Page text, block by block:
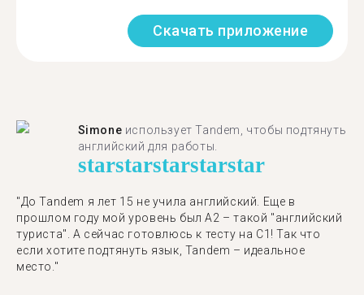
Скачать приложение
Simone использует Tandem, чтобы подтянуть
английский для работы.
starstarstarstarstar
"До Tandem я лет 15 не учила английский. Еще в
прошлом году мой уровень был A2 – такой "английский
туриста". А сейчас готовлюсь к тесту на C1! Так что
если хотите подтянуть язык, Tandem – идеальное
место."